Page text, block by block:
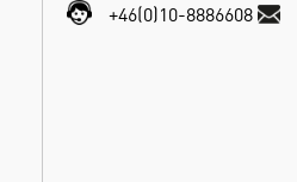
+46(0)10-8886608